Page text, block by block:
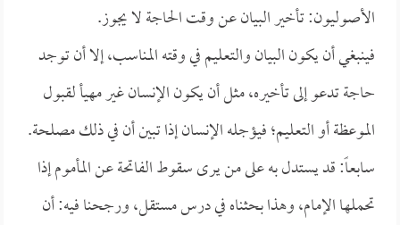
الأصوليون: تأخير البيان عن وقت الحاجة لا يجوز.
فينبغي أن يكون البيان والتعليم في وقته المناسب، إلا أن توجد
حاجة تدعو إلى تأخيره، مثل أن يكون الإنسان غير مهيأ لقبول
الموعظة أو التعليم؛ فيؤجله الإنسان إذا تبين أن في ذلك مصلحة.
سابعاً: قد يستدل به على من يرى سقوط الفاتحة عن المأموم إذا
تحملها الإمام، وهذا بحثناه في درس مستقل، ورجحنا فيه: أن